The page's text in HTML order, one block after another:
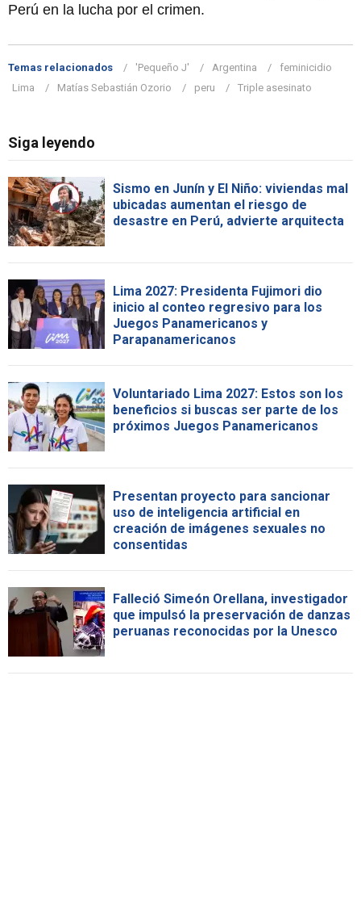
Perú en la lucha por el crimen.
Temas relacionados 'Pequeño J' Argentina
feminicidio
Lima
Matías Sebastián Ozorio peru Triple asesinato
Siga leyendo
Sismo en Junín y El Niño: viviendas mal
ubicadas aumentan el riesgo de
desastre en Perú, advierte arquitecta
Lima 2027: Presidenta Fujimori dio
inicio al conteo regresivo para los
Juegos Panamericanos y
Parapanamericanos
Voluntariado Lima 2027: Estos son los
beneficios si buscas ser parte de los
próximos Juegos Panamericanos
Presentan proyecto para sancionar
uso de inteligencia artificial en
creación de imágenes sexuales no
consentidas
Falleció Simeón Orellana, investigador
que impulsó la preservación de danzas
peruanas reconocidas por la Unesco